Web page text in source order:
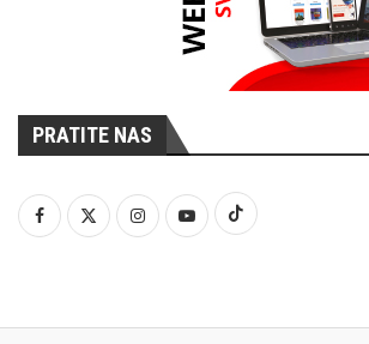
PRATITE NAS